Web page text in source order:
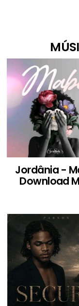
Jordânia -
Download